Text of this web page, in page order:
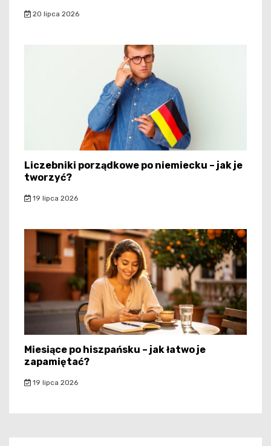
20 lipca 2026
Liczebniki porządkowe po niemiecku – jak je
tworzyć?
19 lipca 2026
Miesiące po hiszpańsku – jak łatwo je
zapamiętać?
19 lipca 2026